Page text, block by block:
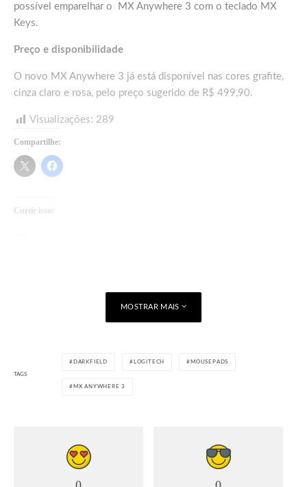
possível emparelhar o MX Anywhere 3 com o teclado MX
Keys.
Preço e disponibilidade
O novo MX Anywhere 3 já está disponível nas cores grafite,
cinza claro e rosa, pelo preço sugerido de R$ 499,90.
Visualizações: 289
Compartilhe:
Curtir isso:
MOSTRAR MAIS
TAGS
DARKFIELD LOGITECH MOUSEPADS
MX ANYWHERE 3